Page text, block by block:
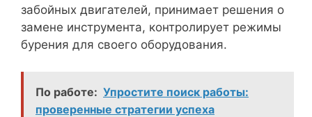
забойных двигателей, принимает решения о
замене инструмента, контролирует режимы
бурения для своего оборудования.
По работе: Упростите поиск работы:
проверенные стратегии успеха